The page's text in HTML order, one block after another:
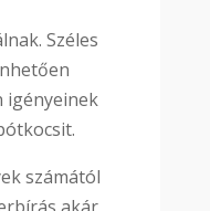
Széles
igényeinek
számától